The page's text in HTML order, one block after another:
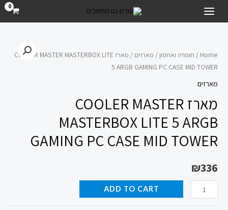
לתוכן
MAIN
Home
/ חומרה ואחסון/ מארזים
/ מארז COOLER MASTER MASTERBOX LITE
5 ARGB GAMING PC CASE MID TOWER
מארזים
מארז COOLER MASTER
MASTERBOX LITE 5 ARGB
GAMING PC CASE MID TOWER
₪336
COOLER
MASTER
MASTERBOX
5
ARGB
GAMING
CASE
TOWER
ADD TO CART